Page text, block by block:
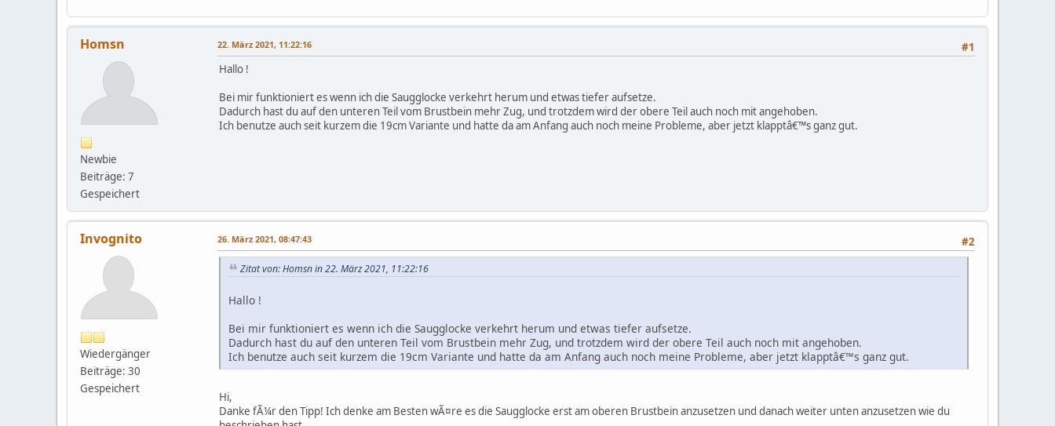
Homsn
Newbie
Beiträge: 7
Gespeichert
#1
22. März 2021, 11:22:16
Hallo !
Bei mir funktioniert es wenn ich die Saugglocke verkehrt herum und etwas tiefer aufsetze.
Dadurch hast du auf den unteren Teil vom Brustbein mehr Zug, und trotzdem wird der obere Teil auch noch mit angehoben.
Ich benutze auch seit kurzem die 19cm Variante und hatte da am Anfang auch noch meine Probleme, aber jetzt klapptâ€™s ganz gut.
Invognito
Wiedergänger
Beiträge: 30
Gespeichert
#2
26. März 2021, 08:47:43
Zitat von: Homsn in 22. März 2021, 11:22:16
Hallo !
Bei mir funktioniert es wenn ich die Saugglocke verkehrt herum und etwas tiefer aufsetze.
Dadurch hast du auf den unteren Teil vom Brustbein mehr Zug, und trotzdem wird der obere Teil auch noch mit angehoben.
Ich benutze auch seit kurzem die 19cm Variante und hatte da am Anfang auch noch meine Probleme, aber jetzt klapptâ€™s ganz gut.
Hi,
Danke fÃ¼r den Tipp! Ich denke am Besten wÃ¤re es die Saugglocke erst am oberen Brustbein anzusetzen und danach weiter unten anzusetzen wie du